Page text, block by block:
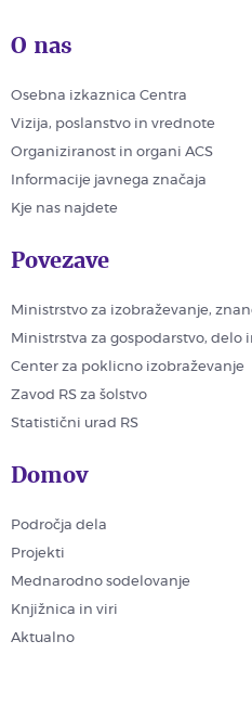
O nas
Osebna izkaznica Centra
Vizija, poslanstvo in vrednote
Organiziranost in organi ACS
Informacije javnega značaja
Kje nas najdete
Povezave
Ministrstvo za izobraževanje,
Ministrstva za gospodarstvo, delo
Center za poklicno izobraževanje
Zavod RS za šolstvo
Statistični urad RS
Domov
Področja dela
Projekti
Mednarodno sodelovanje
Knjižnica in viri
Aktualno